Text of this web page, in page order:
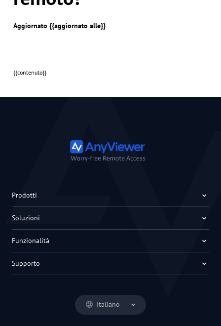
Aggiornato {{aggiornato alle}}
{{contenuto}}
Italiano
Prodotti
Soluzioni
Funzionalità
Supporto